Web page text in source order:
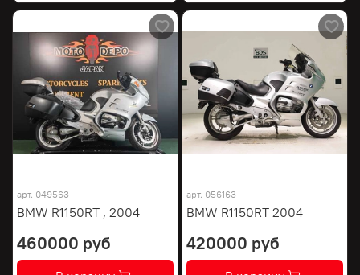
арт. 049563
BMW R1150RT , 2004
460000 руб
арт. 056163
BMW R1150RT 2004
420000 руб